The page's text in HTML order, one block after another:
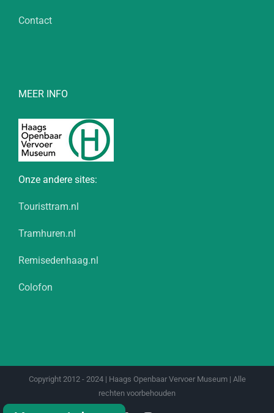
Contact
MEER INFO
Onze andere sites:
Touristtram.nl
Tramhuren.nl
Remisedenhaag.nl
Colofon
Copyright 2012 - 2024 | Haags Openbaar Vervoer Museum | Alle
rechten voorbehouden